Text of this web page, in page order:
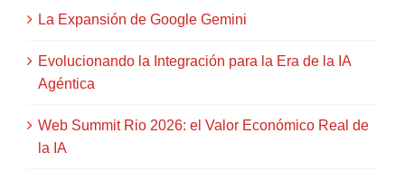
La Expansión de Google Gemini
Evolucionando la Integración para la Era de la IA
Agéntica
Web Summit Rio 2026: el Valor Económico Real de
la IA